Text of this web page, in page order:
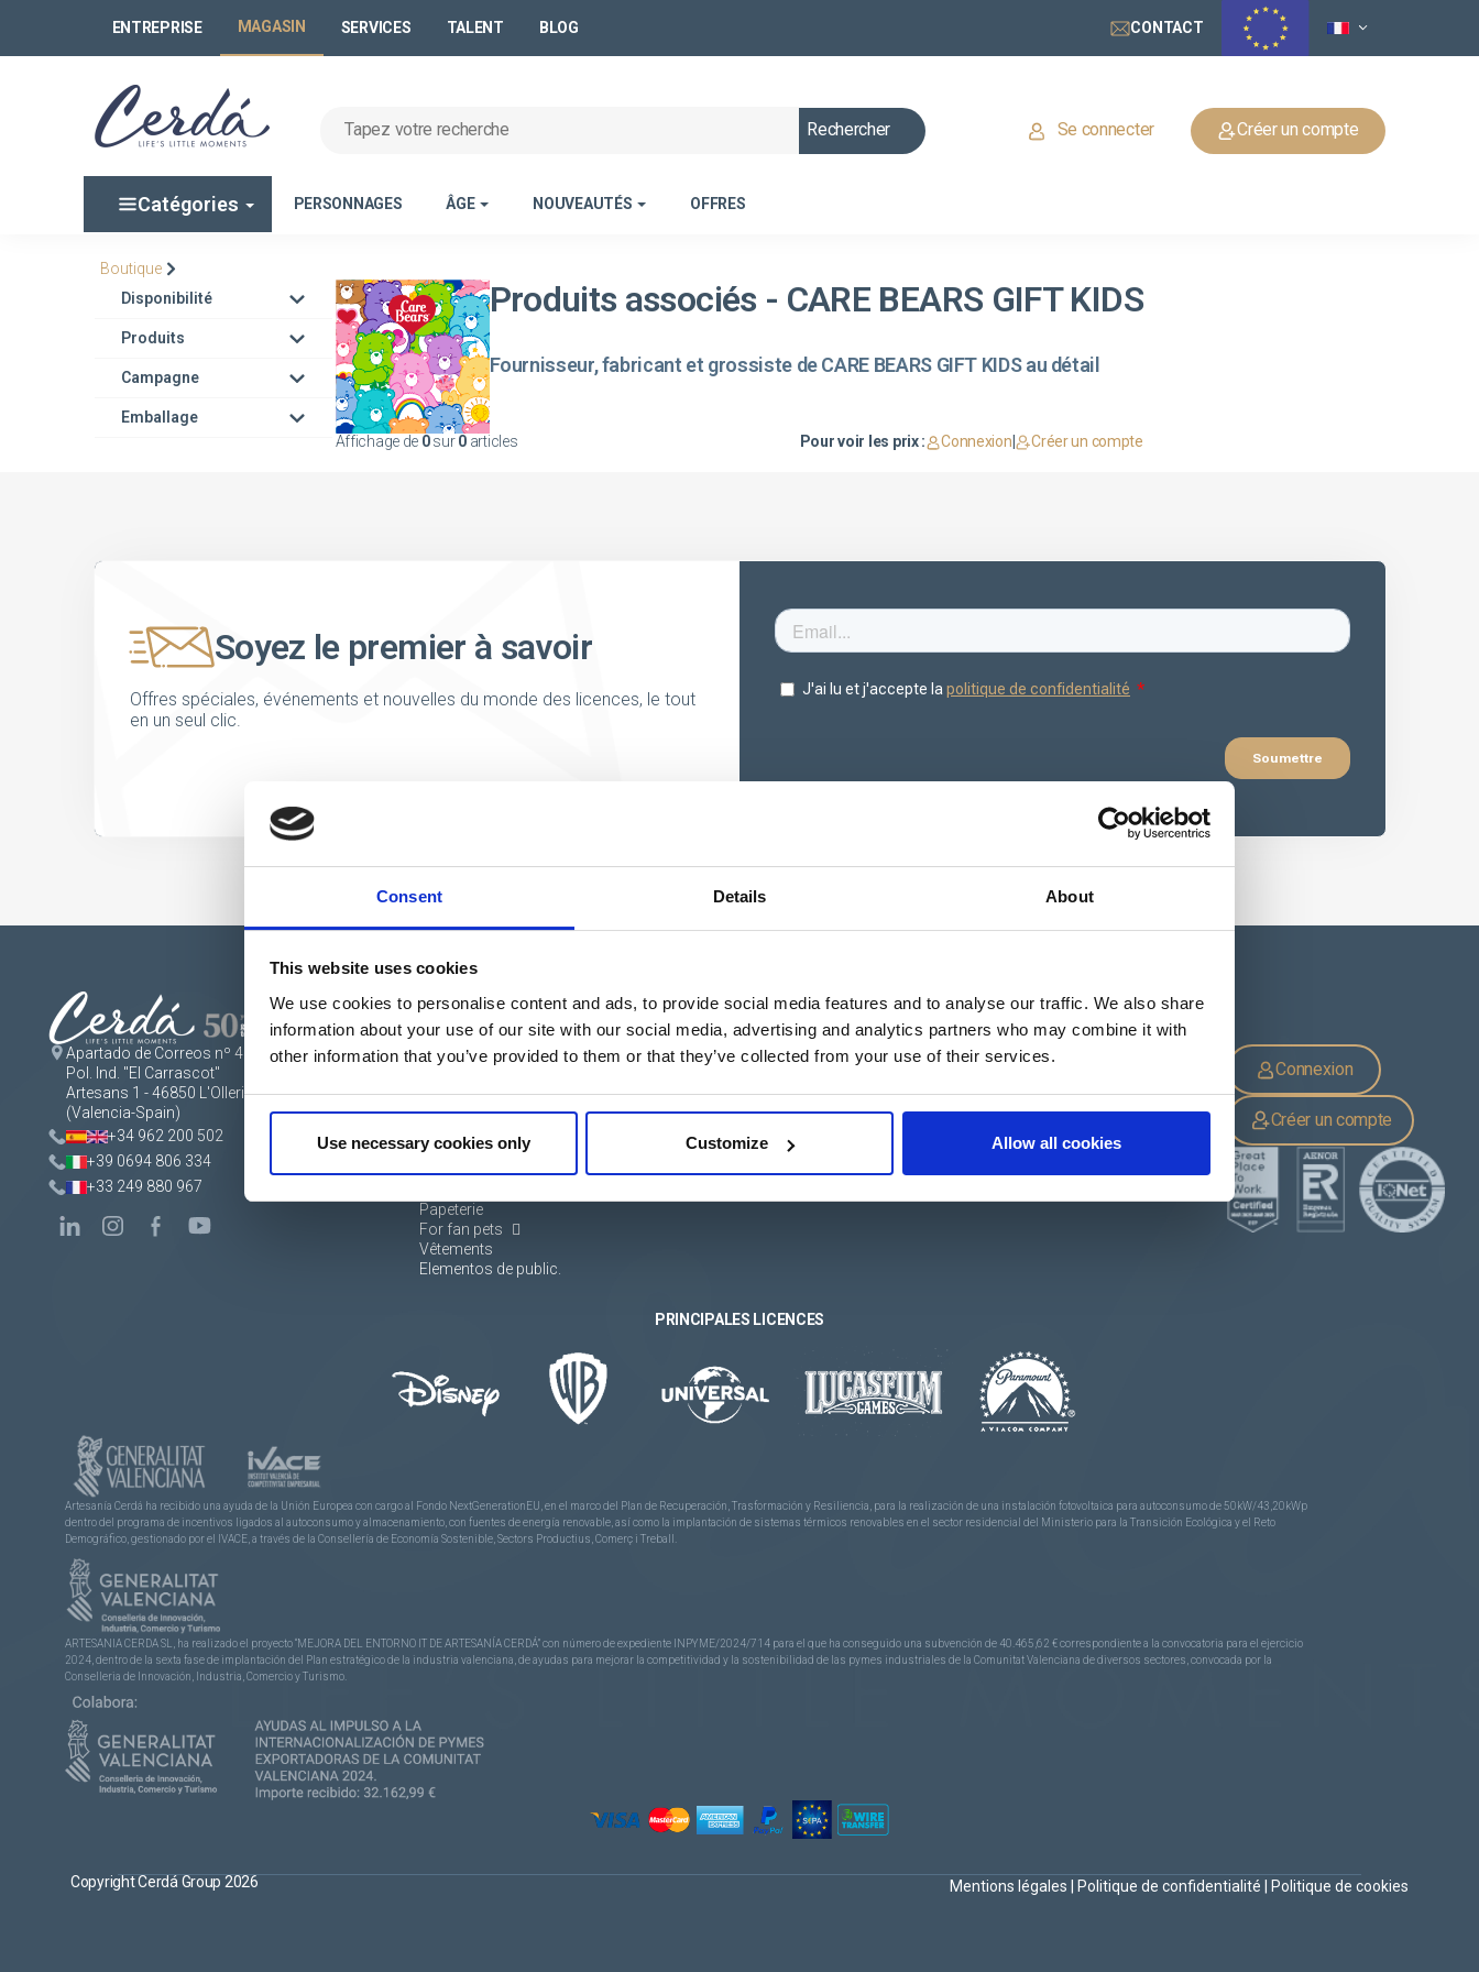
Consent Details About
This website uses cookies
We use cookies to personalise content and ads, to provide social media features and to analyse our traffic. We also share
information about your use of our site with our social media, advertising and analytics partners who may combine it with
other information that you’ve provided to them or that they’ve collected from your use of their services.
Use necessary cookies only Customize Allow all cookies
ENTREPRISE MAGASIN SERVICES TALENT BLOG CONTACT
Rechercher Se connecter Créer un compte
Catégories PERSONNAGES ÂGE NOUVEAUTÉS OFFRES
Boutique
Disponibilité
Produits
Campagne
Emballage
Produits associés - CARE BEARS GIFT KIDS
Fournisseur, fabricant et grossiste de CARE BEARS GIFT KIDS au détail
Affichage de 0sur0articles Pour voir les prix : Connexion| Créer un compte
Soyez le premier à savoir
Offres spéciales, événements et nouvelles du monde des licences, le tout
en un seul clic.
Apartado de Correos nº 45
Pol. Ind. "El Carrascot"
Artesans 1 - 46850 L'Olleria
(Valencia-Spain)
+34 962 200 502
+39 0694 806 334
+33 249 880 967
BOUTIQUE
Sacs à dos, sacs et
papeterie
Compléments textil
Beauty line
Cadeaux et
Papeterie
For fan pets
Vêtements
Elementos de public.
SERVICES
Projets sur mesure
Intégration du
catalogue numérique
INFORMATION
Travaille avec nous
Vidéo d´entreprise
Catalogue d´entreprise
Canal Ético
CATALOGUES
Catalogues par produit
Publications de Cerdá
Connexion
Créer un compte
PRINCIPALES LICENCES
Artesanía Cerdá ha recibido una ayuda de la Unión Europea con cargo al Fondo NextGenerationEU, en el marco del Plan de Recuperación, Trasformación y Resiliencia, para la realización de una instalación fotovoltaica para autoconsumo de 50kW/43,20kWp
dentro del programa de incentivos ligados al autoconsumo y almacenamiento, con fuentes de energía renovable, así como la implantación de sistemas térmicos renovables en el sector residencial del Ministerio para la Transición Ecológica y el Reto
Demográfico, gestionado por el IVACE, a través de la Consellería de Economía Sostenible, Sectors Productius, Comerç i Treball.
ARTESANIA CERDA SL, ha realizado el proyecto “MEJORA DEL ENTORNO IT DE ARTESANÍA CERDÁ” con número de expediente INPYME/2024/714 para el que ha conseguido una subvención de 40.465,62 € correspondiente a la convocatoria para el ejercicio
2024, dentro de la sexta fase de implantación del Plan estratégico de la industria valenciana, de ayudas para mejorar la competitividad y la sostenibilidad de las pymes industriales de la Comunitat Valenciana de diversos sectores, convocada por la
Conselleria de Innovación, Industria, Comercio y Turismo.
Copyright Cerdá Group 2026 Mentions légales Politique de confidentialité Politique de cookies